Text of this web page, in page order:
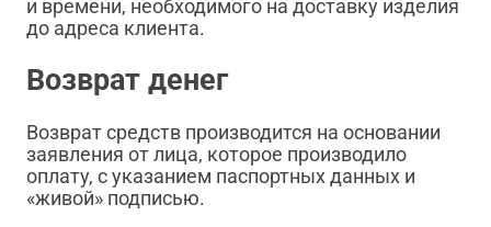
и времени, необходимого на доставку изделия
до адреса клиента.
Возврат денег
Возврат средств производится на основании
заявления от лица, которое производило
оплату, с указанием паспортных данных и
«живой» подписью.